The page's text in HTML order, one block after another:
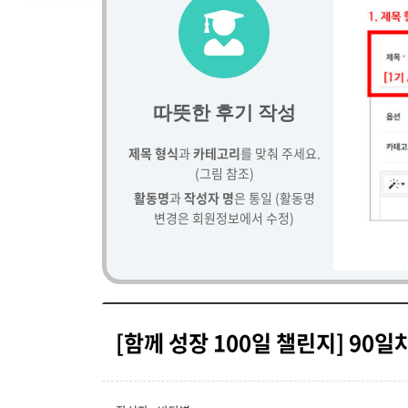
따뜻한 후기 작성
제목 형식과카테고리를 맞춰 주세요.
(그림 참조)
활동명과작성자 명은 통일 (활동명
변경은 회원정보에서 수정)
[함께 성장 100일 챌린지] 90일